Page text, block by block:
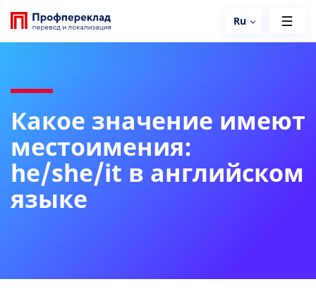
Ru
Какое значение имеют
местоимения:
he/she/it в английском
языке